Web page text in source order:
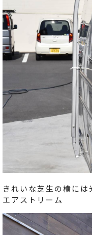
きれいな芝生の横には
エアストリーム